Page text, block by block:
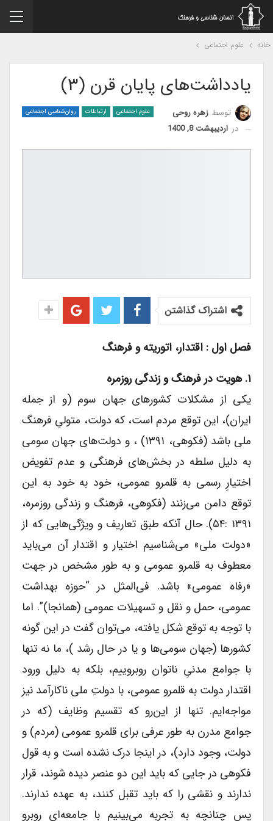
علوم اجتماعی
یادداشت‌های پایان قرن (۳)
علوم اجتماعی ارتباطات روان‌شناسی اجتماعی توسطزهره روحی
دراردیبهشت 8, 1400
اشتراک گذاشتن
فصل اول : اقتدار، اتوریته و فرهنگ
یکی از مشکلات کشورهای جهان سوم (و از جمله
ایران)، این توقع مردم است، که دولت، متولیِ فرهنگ
ملی باشد (فکوهی، ۱۳۹۱) ، و دولت‌های جهان سومی
به دلیل سلطه در بخش‌های فرهنگی و عدم تفویض
اختیارِ رسمی به قلمرو عمومی، خود به خود به این
توقع دامن می‌زنند (فکوهی، فرهنگ و زندگی روزمره،
۱۳۹۱ :۵۴). حال آنکه طبق تعاریف و ویژگی‌هایی که از
«دولت ملی» می‌شناسیم اختیار و اقتدار آن می‌باید
معطوف به قلمرو عمومی و به طور مشخص در جهت
«رفاه عمومی» باشد. فی‌المثل در “حوزه بهداشت
عمومی، حمل و نقل و تسهیلات عمومی (همانجا)”. اما
با توجه به توقع شکل یافته، می‌توان گفت در این گونه
کشورها (جهان سومی‌ها و یا در حال رشد )، ما نه تنها
با جوامع مدنیِ ناتوان روبروییم، بلکه به دلیل ورود
اقتدار دولت به قلمرو عمومی، با دولتِ ملی ناکارآمد نیز
مواجه‌ایم. تنها از این‌رو که تقسیم وظایف (که در
جوامع مدرن به طور عرفی برای قلمرو عمومی (مردم) و
دولت، وجود دارد)، در اینجا درک نشده است و به قول
فکوهی در جایی که باید این دو عنصر دیده شوند، قرار
ندارند و نقشی را که باید تقبل کنند، به عهده ندارند.
پس چنانچه به تجربه می‌بینیم با جامعه‌ای روبرو